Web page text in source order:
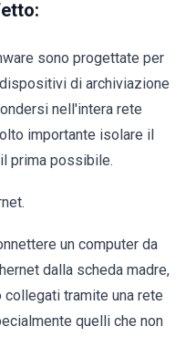
sono progettate per
di archiviazione
nell'intera rete
importante isolare il
prima possibile.
un computer da
dalla scheda madre,
tramite una rete
quelli che non